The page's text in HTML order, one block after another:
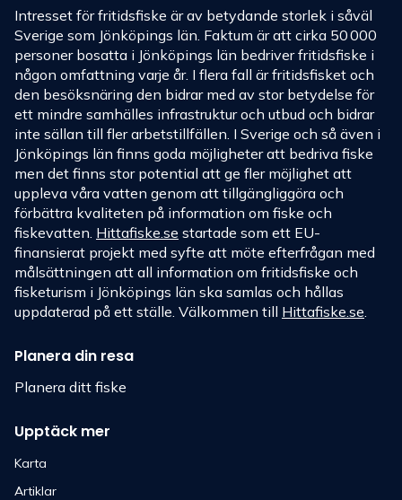
Intresset för fritidsfiske är av betydande storlek i såväl
Sverige som Jönköpings län. Faktum är att cirka 50 000
personer bosatta i Jönköpings län bedriver fritidsfiske i
någon omfattning varje år. I flera fall är fritidsfisket och
den besöksnäring den bidrar med av stor betydelse för
ett mindre samhälles infrastruktur och utbud och bidrar
inte sällan till fler arbetstillfällen. I Sverige och så även i
Jönköpings län finns goda möjligheter att bedriva fiske
men det finns stor potential att ge fler möjlighet att
uppleva våra vatten genom att tillgängliggöra och
förbättra kvaliteten på information om fiske och
fiskevatten. Hittafiske.se startade som ett EU-
finansierat projekt med syfte att möte efterfrågan med
målsättningen att all information om fritidsfiske och
fisketurism i Jönköpings län ska samlas och hållas
uppdaterad på ett ställe. Välkommen till Hittafiske.se
Planera din resa
Planera ditt fiske
Upptäck mer
Karta
Artiklar